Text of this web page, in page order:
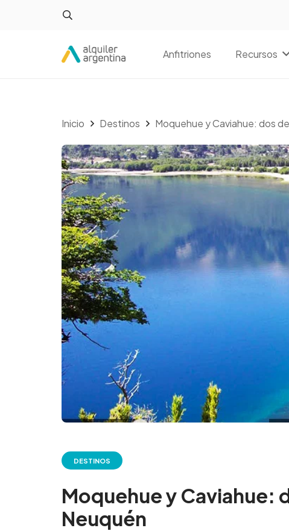
Anfitriones Recursos
Inicio Destinos Moquehue y Caviahue: dos
DESTINOS
Moquehue y Caviahue:
Neuquén